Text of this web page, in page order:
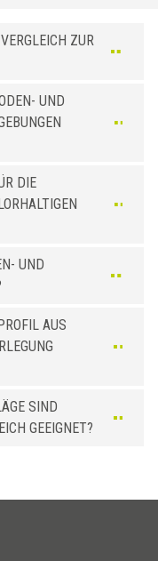
ZUR
UND
DIE
UND
AUS
SIND
GEEIGNET?